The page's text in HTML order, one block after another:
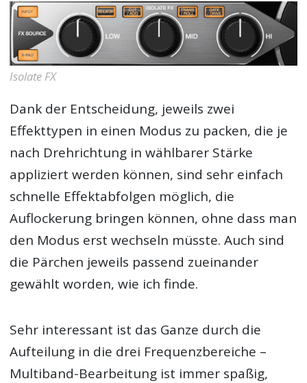
Isolate FX
Dank der Entscheidung, jeweils zwei
Effekttypen in einen Modus zu packen, die je
nach Drehrichtung in wählbarer Stärke
appliziert werden können, sind sehr einfach
schnelle Effektabfolgen möglich, die
Auflockerung bringen können, ohne dass man
den Modus erst wechseln müsste. Auch sind
die Pärchen jeweils passend zueinander
gewählt worden, wie ich finde.
Sehr interessant ist das Ganze durch die
Aufteilung in die drei Frequenzbereiche –
Multiband-Bearbeitung ist immer spaßig,